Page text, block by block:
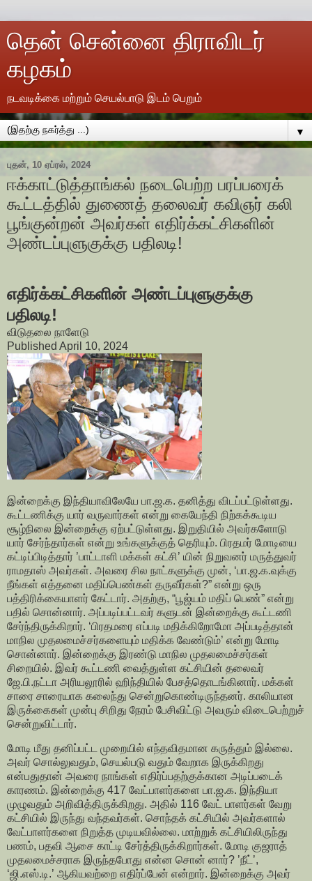
தென் சென்னை திராவிடர்
கழகம்
நடவடிக்கை மற்றும் செயல்பாடு இடம் பெறும்
▼
புதன், 10 ஏப்ரல், 2024
ஈக்காட்டுத்தாங்கல் நடைபெற்ற பரப்பரைக்
கூட்டத்தில் துணைத் தலைவர் கவிஞர் கலி
பூங்குன்றன் அவர்கள் எதிர்க்கட்சிகளின்
அண்டப்புளுகுக்கு பதிலடி!
எதிர்க்கட்சிகளின் அண்டப்புளுகுக்கு
பதிலடி!
விடுதலை நாளேடு
Published April 10, 2024
இன்றைக்கு இந்தியாவிலேயே பா.ஜ.க. தனித்து விடப்பட்டுள்ளது.
கூட்டணிக்கு யார் வருவார்கள் என்று கையேந்தி நிற்கக்கூடிய
சூழ்நிலை இன்றைக்கு ஏற்பட்டுள்ளது. இறுதியில் அவர்களோடு
யார் சேர்ந்தார்கள் என்று உங்களுக்குத் தெரியும். பிரதமர் மோடியை
கட்டிப்பிடித்தார் ’பாட்டாளி மக்கள் கட்சி’ யின் நிறுவனர் மருத்துவர்
ராமதாஸ் அவர்கள். அவரை சில நாட்களுக்கு முன், ‘பா.ஜ.க.வுக்கு
நீங்கள் எத்தனை மதிப்பெண்கள் தருவீர்கள்?” என்று ஒரு
பத்திரிக்கையாளர் கேட்டார். அதற்கு, “பூஜ்யம் மதிப் பெண்” என்று
பதில் சொன்னார். அப்படிப்பட்டவர் களுடன் இன்றைக்கு கூட்டணி
சேர்ந்திருக்கிறார். ‘பிரதமரை எப்படி மதிக்கிறோமோ அப்படித்தான்
மாநில முதலமைச்சர்களையும் மதிக்க வேண்டும்’ என்று மோடி
சொன்னார். இன்றைக்கு இரண்டு மாநில முதலமைச்சர்கள்
சிறையில். இவர் கூட்டணி வைத்துள்ள கட்சியின் தலைவர்
ஜே.பி.நட்டா அரியலூரில் ஹிந்தியில் பேசத்தொடங்கினார். மக்கள்
சாரை சாரையாக கலைந்து சென்றுகொண்டிருந்தனர். காலியான
இருக்கைகள் முன்பு சிறிது நேரம் பேசிவிட்டு அவரும் விடைபெற்றுச்
சென்றுவிட்டார்.
மோடி மீது தனிப்பட்ட முறையில் எந்தவிதமான கருத்தும் இல்லை.
அவர் சொல்லுவதும், செயல்படு வதும் வேறாக இருக்கிறது
என்பதுதான் அவரை நாங்கள் எதிர்ப்பதற்குக்கான அடிப்படைக்
காரணம். இன்றைக்கு 417 வேட்பாளர்களை பா.ஜ.க. இந்தியா
முழுவதும் அறிவித்திருக்கிறது. அதில் 116 வேட் பாளர்கள் வேறு
கட்சியில் இருந்து வந்தவர்கள். சொந்தக் கட்சியில் அவர்களால்
வேட்பாளர்களை நிறுத்த முடியவில்லை. மாற்றுக் கட்சியிலிருந்து
பணம், பதவி ஆசை காட்டி சேர்த்திருக்கிறார்கள். மோடி குஜராத்
முதலமைச்சராக இருந்தபோது என்ன சொன் னார்? ’நீட்’,
‘ஜி.எஸ்.டி.’ ஆகியவற்றை எதிர்ப்பேன் என்றார். இன்றைக்கு அவர்